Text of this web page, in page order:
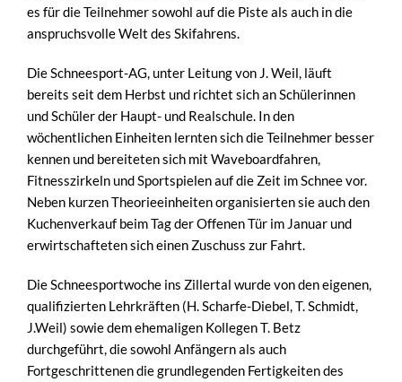
es für die Teilnehmer sowohl auf die Piste als auch in die
anspruchsvolle Welt des Skifahrens.
Die Schneesport-AG, unter Leitung von J. Weil, läuft
bereits seit dem Herbst und richtet sich an Schülerinnen
und Schüler der Haupt- und Realschule. In den
wöchentlichen Einheiten lernten sich die Teilnehmer besser
kennen und bereiteten sich mit Waveboardfahren,
Fitnesszirkeln und Sportspielen auf die Zeit im Schnee vor.
Neben kurzen Theorieeinheiten organisierten sie auch den
Kuchenverkauf beim Tag der Offenen Tür im Januar und
erwirtschafteten sich einen Zuschuss zur Fahrt.
Die Schneesportwoche ins Zillertal wurde von den eigenen,
qualifizierten Lehrkräften (H. Scharfe-Diebel, T. Schmidt,
J.Weil) sowie dem ehemaligen Kollegen T. Betz
durchgeführt, die sowohl Anfängern als auch
Fortgeschrittenen die grundlegenden Fertigkeiten des